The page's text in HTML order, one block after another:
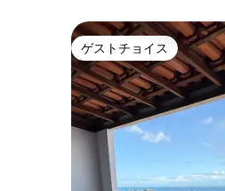
ゲストチョイス
ゲストチョイス